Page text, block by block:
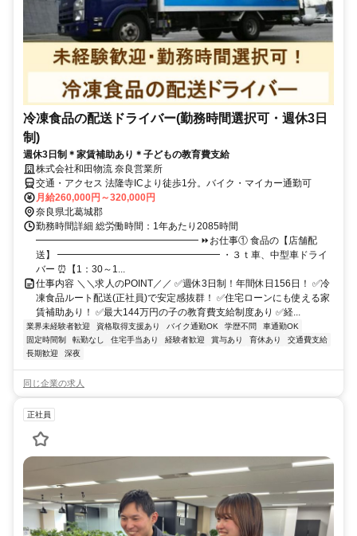
冷凍食品の配送ドライバー(勤務時間選択可・週休3日
制)
週休3日制＊家賃補助あり＊子どもの教育費支給
株式会社和田物流 奈良営業所
交通・アクセス 法隆寺ICより徒歩1分。バイク・マイカー通勤可
月給260,000円～320,000円
奈良県北葛城郡
勤務時間詳細 総労働時間：1年あたり2085時間
━━━━━━━━━━━━━━━━━ ⏩お仕事① 食品の【店舗配
送】 ━━━━━━━━━━━━━━━━━ ・３ｔ車、中型車ドライ
バー ⏰【1：30～1...
仕事内容 ＼＼求人のPOINT／／ ✅週休3日制！年間休日156日！ ✅冷
凍食品ルート配送(正社員)で安定感抜群！ ✅住宅ローンにも使える家
賃補助あり！ ✅最大144万円の子の教育費支給制度あり ✅経...
業界未経験者歓迎 資格取得支援あり バイク通勤OK 学歴不問
車通勤OK
固定時間制
転勤なし 住宅手当あり 経験者歓迎 賞与あり 育休あり
交通費支給
長期歓迎
深夜
同じ企業の求人
正社員